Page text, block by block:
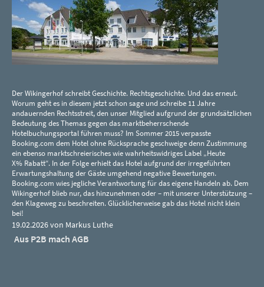
Der Wikingerhof schreibt Geschichte. Rechtsgeschichte. Und das erneut.
Worum geht es in diesem jetzt schon sage und schreibe 11 Jahre
andauernden Rechtsstreit, den unser Mitglied aufgrund der grundsätzlichen
Bedeutung des Themas gegen das marktbeherrschende
Hotelbuchungsportal führen muss? Im Sommer 2015 verpasste
Booking.com dem Hotel ohne Rücksprache geschweige denn Zustimmung
ein ebenso marktschreierisches wie wahrheitswidriges Label „Heute
X% Rabatt“. In der Folge erhielt das Hotel aufgrund der irregeführten
Erwartungshaltung der Gäste umgehend negative Bewertungen.
Booking.com wies jegliche Verantwortung für das eigene Handeln ab. Dem
Wikingerhof blieb nur, das hinzunehmen oder – mit unserer Unterstützung –
den Klageweg zu beschreiten. Glücklicherweise gab das Hotel nicht klein
bei!
19.02.2026 von Markus Luthe
Aus P2B mach AGB